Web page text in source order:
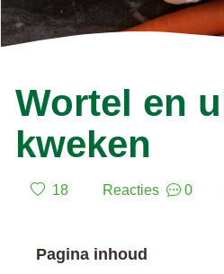
Wortel en
kweken
18 Reacties 0
Pagina inhoud